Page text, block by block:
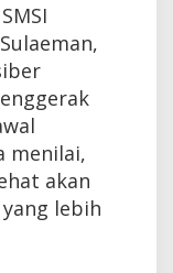
menilai,
akan
lebih